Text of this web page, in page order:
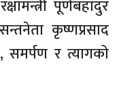
पूर्णबहादुर
कृष्णप्रसाद
समर्पण र त्यागको